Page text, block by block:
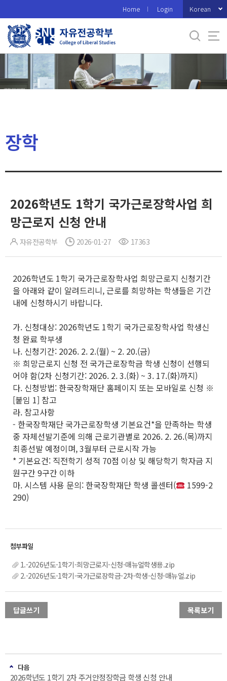
로
메
Home Login Korean
장학
2026학년도 1학기 국가근로장학사업 희
망근로지 신청 안내
자유전공학부 2026-01-27 17363
2026학년도 1학기 국가근로장학사업 희망근로지 신청기간
을 아래와 같이 알려드리니, 근로를 희망하는 학생들은 기간
내에 신청하시기 바랍니다.
가. 신청대상: 2026학년도 1학기 국가근로장학사업 학생신
청 완료 학부생
나. 신청기간: 2026. 2. 2.(월) ~ 2. 20.(금)
※ 희망근로지 신청 전 국가근로장학금 학생 신청이 선행되
어야 함(2차 신청기간: 2026. 2. 3.(화) ~ 3. 17.(화)까지)
다. 신청방법: 한국장학재단 홈페이지 또는 모바일로 신청 ※
[붙임 1] 참고
라. 참고사항
- 한국장학재단 국가근로장학생 기본요건*을 만족하는 학생
중 자체선발기준에 의해 근로기관별로 2026. 2. 26.(목)까지
최종선발 예정이며, 3월부터 근로시작 가능
* 기본요건: 직전학기 성적 70점 이상 및 해당학기 학자금 지
원구간 9구간 이하
마. 시스템 사용 문의: 한국장학재단 학생 콜센터(
1599-2
290)
1.-2026년도-1학기-희망근로지-신청-매뉴얼학생용.zip
2.-2026년도-1학기-국가근로장학금-2차-학생-신청-매뉴얼.zip
답글쓰기 목록보기
다음
2026학년도 1학기 2차 주거안정장학금 학생 신청 안내